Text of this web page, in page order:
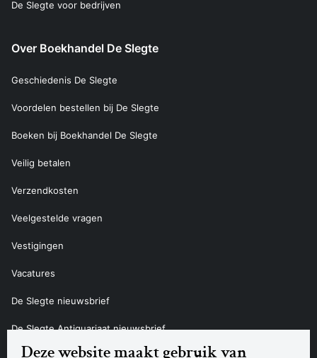
Deze website maakt gebruik van
De Slegte voor bedrijven
Over Boekhandel De Slegte
Geschiedenis De Slegte
Voordelen bestellen bij De Slegte
Boeken bij Boekhandel De Slegte
Veilig betalen
Verzendkosten
Veelgestelde vragen
Vestigingen
Vacatures
De Slegte nieuwsbrief
De Slegte Antiquariaat nieuwsbrief